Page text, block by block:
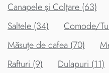
Canapele şi Colţare (63)
Saltele (34)
Comode/
Măsuțe de cafea (70)
Rafturi (9)
Dulapuri (11)